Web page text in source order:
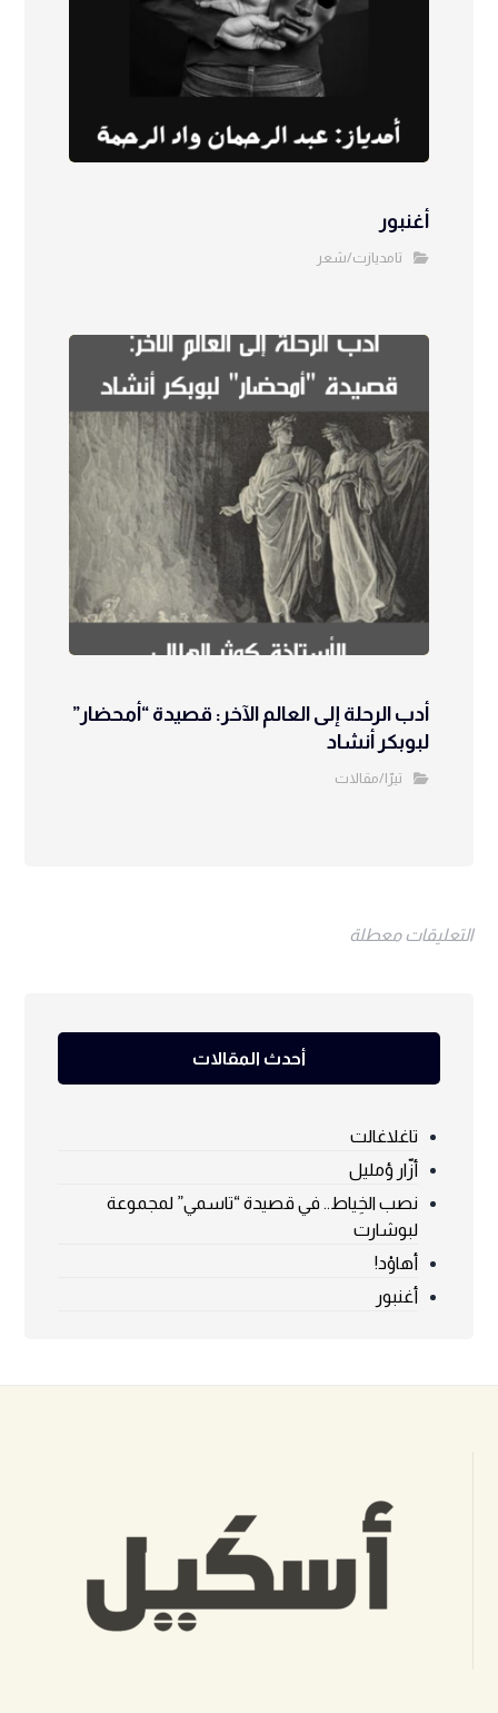
أغنبور
تامديازت/شعر
أدب الرحلة إلى العالم الآخر: قصيدة “أمحضار”
لبوبكر أنشاد
تيرّا/مقالات
التعليقات معطلة
أحدث المقالات
تاغلاغالت
أزّار ؤمليل
نصب الخِياط.. في قصيدة “تاسمي” لمجموعة
لبوشارت
أهاوْد!
أغنبور